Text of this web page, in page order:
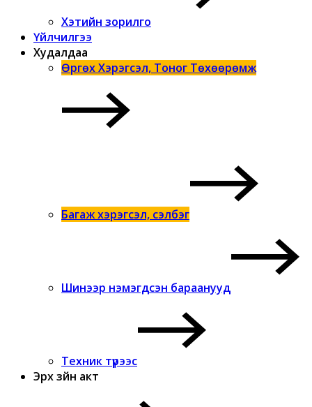
Хэтийн зорилго
Үйлчилгээ
Худалдаа
Өргөх Хэрэгсэл, Тоног Төхөөрөмж
Багаж хэрэгсэл, сэлбэг
Шинээр нэмэгдсэн бараанууд
Техник түрээс
Эрх зүйн акт